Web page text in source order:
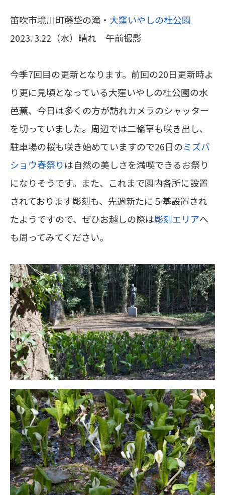
笛吹市境川町藤垈の滝・ 大窪いやしの杜公園
2023. 3.22（水）晴れ 午前撮影
今季7回目の更新となります。前回の20日更新時よ
り更に見頃となっている大窪いやしの杜公園の水
芭蕉、今日は多くの方が訪れカメラのシャッター
を切っていました。周辺では二輪草も咲き出し、
駐車場の桜も咲き始めていますので26日のミズバ
ショウ春祭りは自然の美しさを満喫できるお祭り
になりそうです。また、これまで園内各所に設置
されております彫刻も、先週新たに５基設置され
たようですので、ぜひお越しの際は彫刻エリアへ
も周ってみてください。